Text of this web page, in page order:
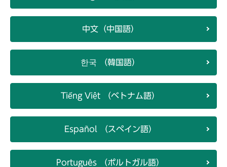
中文（中国語）
한국 （韓国語）
Tiếng Việt （ベトナム語）
Español （スペイン語）
Português （ポルトガル語）